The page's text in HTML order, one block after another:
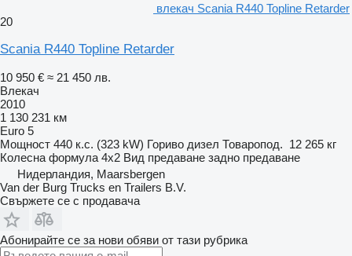
влекач Scania R440 Topline Retarder
20
Scania R440 Topline Retarder
10 950 € ≈ 21 450 лв.
Влекач
2010
1 130 231 км
Euro 5
Мощност 440 к.с. (323 kW) Гориво дизел Товаропод. 12 265 кг
Колесна формула 4x2 Вид предаване задно предаване
Нидерландия, Maarsbergen
Van der Burg Trucks en Trailers B.V.
Свържете се с продавача
Абонирайте се за нови обяви от тази рубрика